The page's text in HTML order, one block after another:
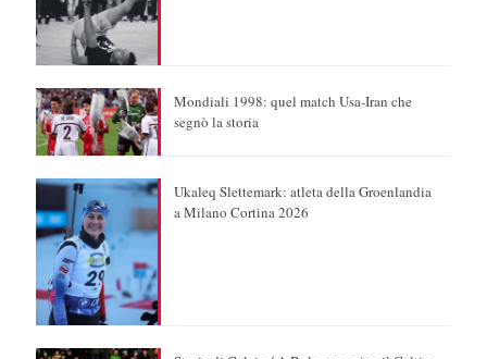
Mondiali 1998: quel match Usa-Iran che
segnò la storia
Ukaleq Slettemark: atleta della Groenlandia
a Milano Cortina 2026